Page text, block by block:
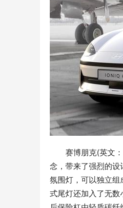
赛博朋克(英文
念，带来了强烈的
氛围灯，可以独立
式尾灯还加入了无
罗仁章：三十载坚守匠人
重塑本地家装服务标准